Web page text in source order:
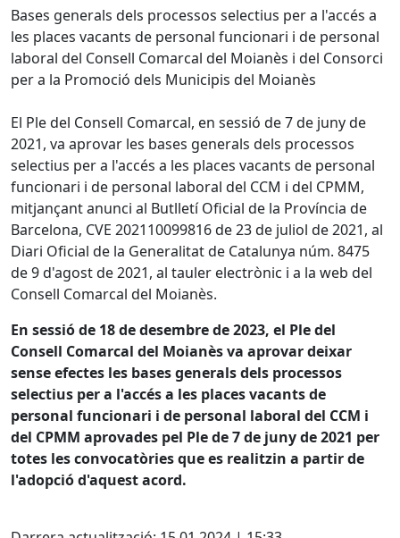
Bases generals dels processos selectius per a l'accés a
les places vacants de personal funcionari i de personal
laboral del Consell Comarcal del Moianès i del Consorci
per a la Promoció dels Municipis del Moianès
El Ple del Consell Comarcal, en sessió de 7 de juny de
2021, va aprovar les bases generals dels processos
selectius per a l'accés a les places vacants de personal
funcionari i de personal laboral del CCM i del CPMM,
mitjançant anunci al Butlletí Oficial de la Província de
Barcelona, CVE 202110099816 de 23 de juliol de 2021, al
Diari Oficial de la Generalitat de Catalunya núm. 8475
de 9 d'agost de 2021, al tauler electrònic i a la web del
Consell Comarcal del Moianès.
En sessió de 18 de desembre de 2023, el Ple del
Consell Comarcal del Moianès va aprovar deixar
sense efectes les bases generals dels processos
selectius per a l'accés a les places vacants de
personal funcionari i de personal laboral del CCM i
del CPMM aprovades pel Ple de 7 de juny de 2021 per
totes les convocatòries que es realitzin a partir de
l'adopció d'aquest acord.